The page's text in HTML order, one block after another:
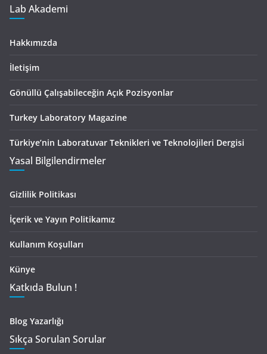
Lab Akademi
Hakkımızda
İletişim
Gönüllü Çalışabileceğin Açık Pozisyonlar
Turkey Laboratory Magazine
Türkiye’nin Laboratuvar Teknikleri ve Teknolojileri Dergisi
Yasal Bilgilendirmeler
Gizlilik Politikası
İçerik ve Yayın Politikamız
Kullanım Koşulları
Künye
Katkıda Bulun !
Blog Yazarlığı
Sıkça Sorulan Sorular